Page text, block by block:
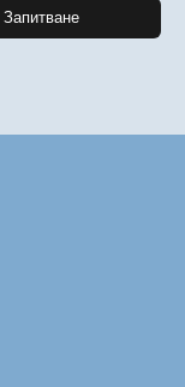
Запитване